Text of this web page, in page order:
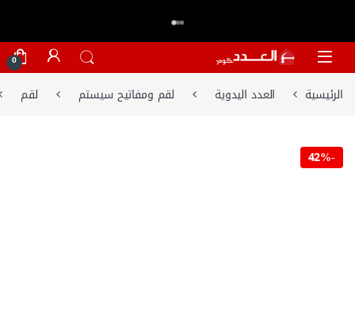
Skip to navigation
Skip to content
0
الرئيسية العدد اليدوية لقم ومفاتيح سيستم لقم
-
42%